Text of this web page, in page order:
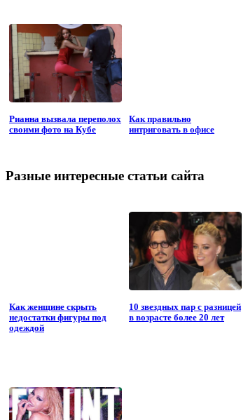
Рианна вызвала переполох
своими фото на Кубе
Как правильно
интриговать в офисе
Разные интересные статьи сайта
Как женщине скрыть
недостатки фигуры под
одеждой
10 звездных пар с разницей
в возрасте более 20 лет